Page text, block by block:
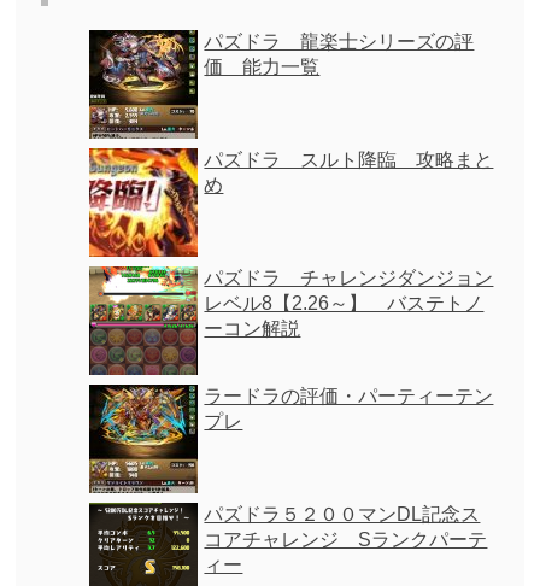
パズドラ 龍楽士シリーズの評
価 能力一覧
パズドラ スルト降臨 攻略まと
め
パズドラ チャレンジダンジョン
レベル8【2.26～】 バステトノ
ーコン解説
ラードラの評価・パーティーテン
プレ
パズドラ５２００マンDL記念ス
コアチャレンジ Sランクパーテ
ィー